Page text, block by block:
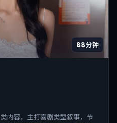
88分钟
内容，主打喜剧类型叙事，节